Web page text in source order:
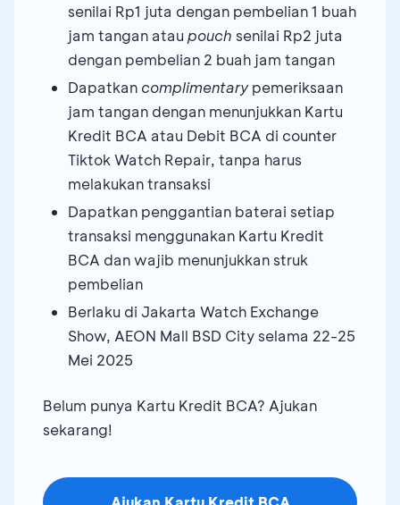
senilai Rp1 juta dengan pembelian 1 buah
jam tangan atau pouch senilai Rp2 juta
dengan pembelian 2 buah jam tangan
Dapatkan complimentarypemeriksaan
jam tangan dengan menunjukkan Kartu
Kredit BCA atau Debit BCA di counter
Tiktok Watch Repair, tanpa harus
melakukan transaksi
Dapatkan penggantian baterai setiap
transaksi menggunakan Kartu Kredit
BCA dan wajib menunjukkan struk
pembelian
Berlaku di Jakarta Watch Exchange
Show, AEON Mall BSD City selama 22-25
Mei 2025
Belum punya Kartu Kredit BCA? Ajukan
sekarang!